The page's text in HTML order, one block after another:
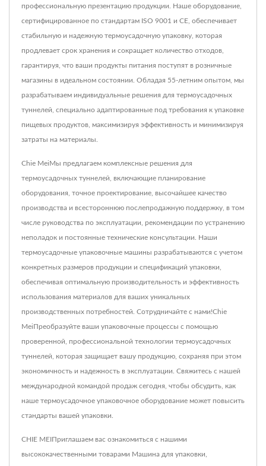
профессиональную презентацию продукции. Наше оборудование,
сертифицированное по стандартам ISO 9001 и CE, обеспечивает
стабильную и надежную термоусадочную упаковку, которая
продлевает срок хранения и сокращает количество отходов,
гарантируя, что ваши продукты питания поступят в розничные
магазины в идеальном состоянии. Обладая 55-летним опытом, мы
разрабатываем индивидуальные решения для термоусадочных
туннелей, специально адаптированные под требования к упаковке
пищевых продуктов, максимизируя эффективность и минимизируя
затраты на материалы.
Chie MeiМы предлагаем комплексные решения для
термоусадочных туннелей, включающие планирование
оборудования, точное проектирование, высочайшее качество
производства и всестороннюю послепродажную поддержку, в том
числе руководства по эксплуатации, рекомендации по устранению
неполадок и постоянные технические консультации. Наши
термоусадочные упаковочные машины разрабатываются с учетом
конкретных размеров продукции и спецификаций упаковки,
обеспечивая оптимальную производительность и эффективность
использования материалов для ваших уникальных
производственных потребностей. Сотрудничайте с нами!Chie
MeiПреобразуйте ваши упаковочные процессы с помощью
проверенной, профессиональной технологии термоусадочных
туннелей, которая защищает вашу продукцию, сохраняя при этом
экономичность и надежность в эксплуатации. Свяжитесь с нашей
международной командой продаж сегодня, чтобы обсудить, как
наше термоусадочное упаковочное оборудование может повысить
стандарты вашей упаковки.
CHIE MEIПриглашаем вас ознакомиться с нашими
высококачественными товарами Машина для упаковки